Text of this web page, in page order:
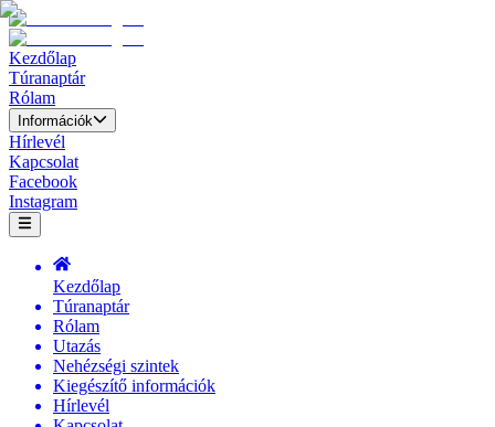
Kezdőlap
Túranaptár
Rólam
Információk
Hírlevél
Kapcsolat
Facebook
Instagram
Kezdőlap
Túranaptár
Rólam
Utazás
Nehézségi szintek
Kiegészítő információk
Hírlevél